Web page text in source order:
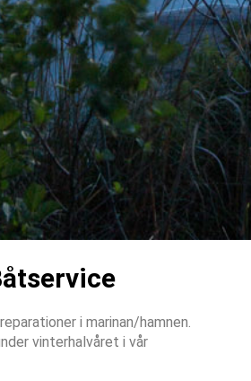
i marinan/hamnen.
vinterhalvåret i vår